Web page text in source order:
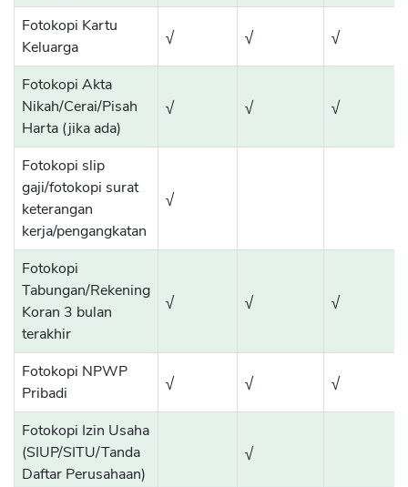
Fotokopi Kartu
Keluarga
√ √ √
Fotokopi Akta
Nikah/Cerai/Pisah
Harta (jika ada)
√ √ √
Fotokopi slip
gaji/fotokopi surat
keterangan
kerja/pengangkatan
√
Fotokopi
Tabungan/Rekening
Koran 3 bulan
terakhir
√ √ √
Fotokopi NPWP
Pribadi
√ √ √
Fotokopi Izin Usaha
(SIUP/SITU/Tanda
Daftar Perusahaan)
√